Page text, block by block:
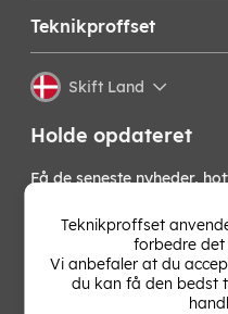
Teknikproffset
Skift Land
Holde opdateret
Få de seneste nyheder,
nyhedsbrev!
Teknikproffset
forbedre det
Vi anbefaler at du
du kan få den bedst